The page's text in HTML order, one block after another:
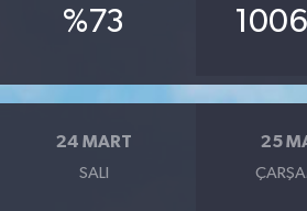
%73 1006
24 MART
SALI
25